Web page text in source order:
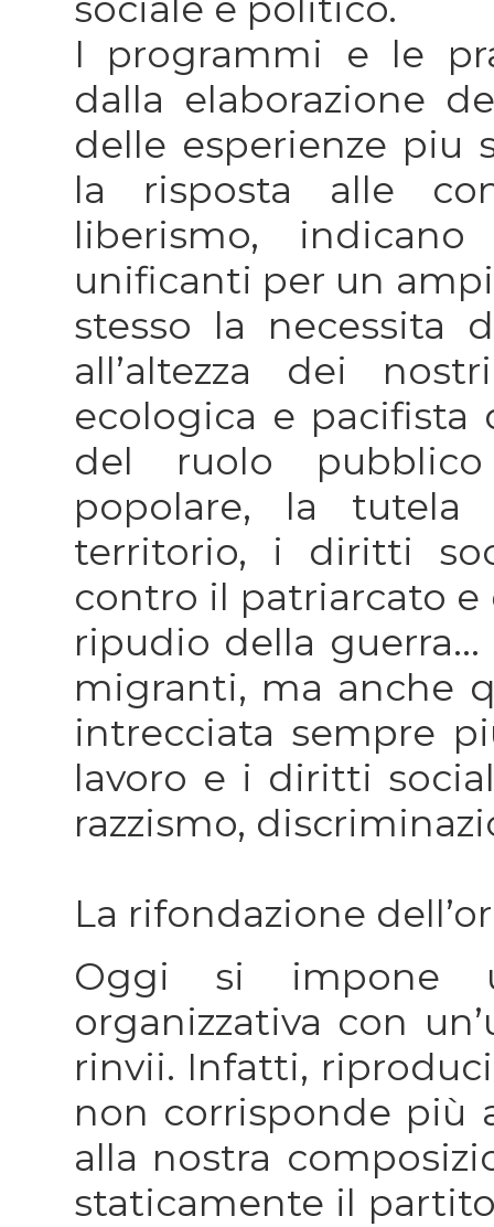
I programmi e le
dalla elaborazione
delle esperienze piu
la risposta alle
liberismo,
unificanti per un
stesso la necessita
all’altezza dei
ecologica e
del ruolo
popolare, la
territorio, i diritti
contro il patriarcato
ripudio della
migranti, ma anche
intrecciata sempre
lavoro e i diritti
razzismo,
La rifondazione
Oggi si impone
organizzativa con
rinvii. Infatti,
non corrisponde più
alla nostra
staticamente il